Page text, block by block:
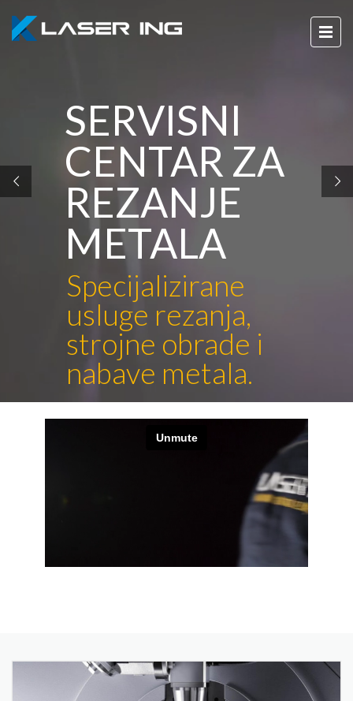
Specijalizirane
usluge rezanja,
strojne obrade i
nabave metala.
SERVISNI
CENTAR ZA
REZANJE
METALA